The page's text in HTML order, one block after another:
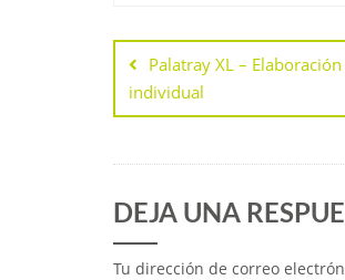
Navegación
de
entradas
Palatray XL –
individual
DEJA UNA
Tu dirección de correo